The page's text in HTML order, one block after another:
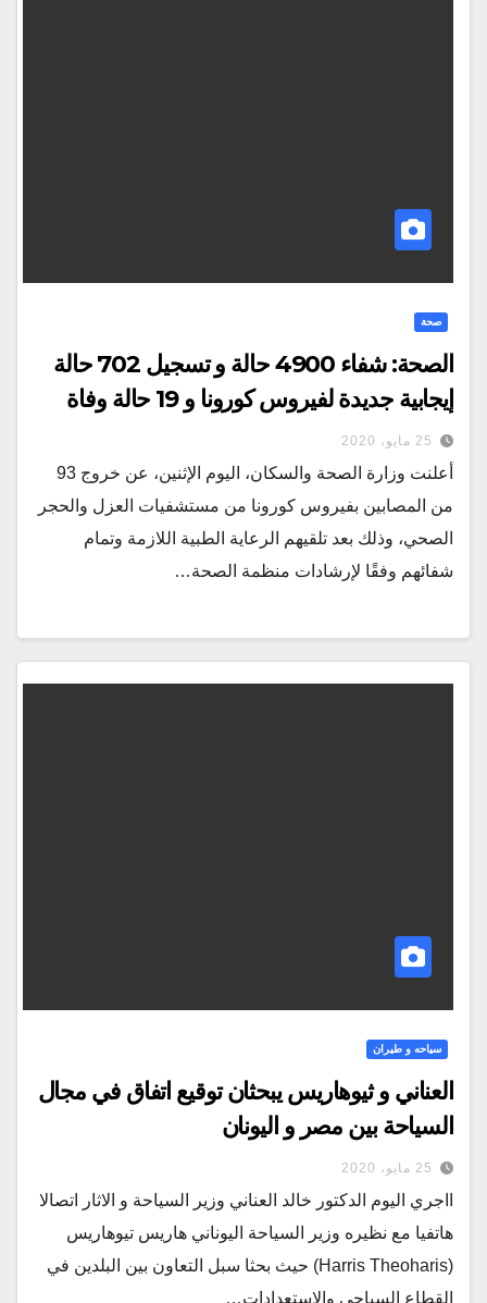
صحة
الصحة: شفاء 4900 حالة و تسجيل 702 حالة
إيجابية جديدة لفيروس كورونا و 19 حالة وفاة
25 مايو، 2020
أعلنت وزارة الصحة والسكان، اليوم الإثنين، عن خروج 93
من المصابين بفيروس كورونا من مستشفيات العزل والحجر
الصحي، وذلك بعد تلقيهم الرعاية الطبية اللازمة وتمام
شفائهم وفقًا لإرشادات منظمة الصحة…
سياحه و طيران
العناني و ثيوهاريس يبحثان توقيع اتفاق في مجال
السياحة بين مصر و اليونان
25 مايو، 2020
ااجري اليوم الدكتور خالد العناني وزير السياحة و الاثار اتصالا
هاتفيا مع نظيره وزير السياحة اليوناني هاريس تيوهاريس
(Harris Theoharis) حيث بحثا سبل التعاون بين البلدين في
القطاع السياحي والاستعدادات…